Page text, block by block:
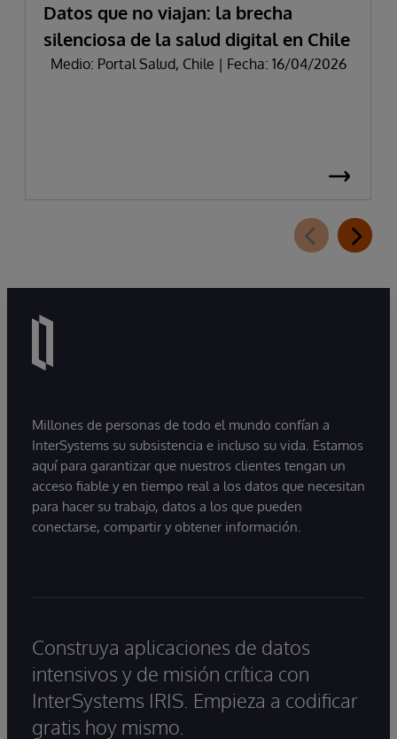
Datos que no viajan: la brecha
silenciosa de la salud digital en Chile
Medio: Portal Salud, Chile | Fecha: 16/04/2026
Millones de personas de todo el mundo confían a
InterSystems su subsistencia e incluso su vida. Estamos
aquí para garantizar que nuestros clientes tengan un
acceso fiable y en tiempo real a los datos que necesitan
para hacer su trabajo, datos a los que pueden
conectarse, compartir y obtener información.
Construya aplicaciones de datos
intensivos y de misión crítica con
InterSystems IRIS. Empieza a codificar
gratis hoy mismo.